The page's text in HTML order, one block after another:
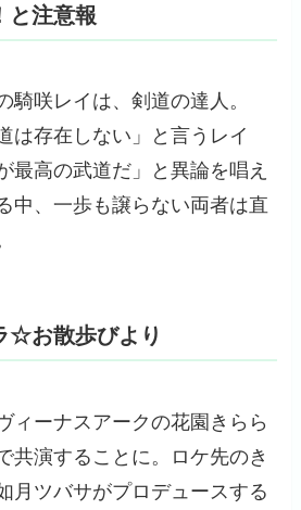
と注意報
騎咲レイは、剣道の達人。
は存在しない」と言うレイ
最高の武道だ」と異論を唱え
中、一歩も譲らない両者は直
☆お散歩びより
ィーナスアークの花園きらら
共演することに。ロケ先のき
月ツバサがプロデュースする